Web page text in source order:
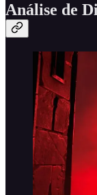
Análise de